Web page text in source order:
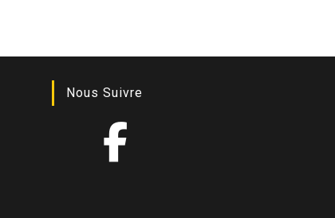
Nous Suivre